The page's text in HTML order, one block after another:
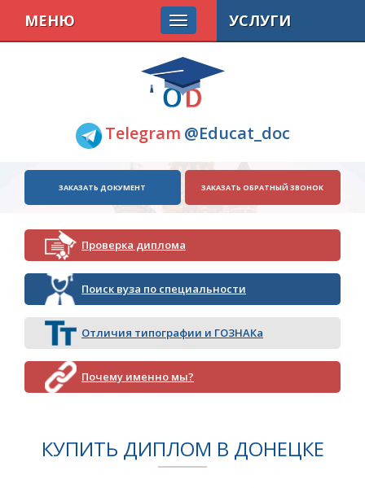
Telegram @Educat_doc
МЕНЮ
ЗАКАЗАТЬ ДОКУМЕНТ ЗАКАЗАТЬ ОБРАТНЫЙ ЗВОНОК
Проверка диплома
Поиск вуза по специальности
Отличия типографии и ГОЗНАКа
Почему именно мы?
УСЛУГИ
КУПИТЬ ДИПЛОМ В ДОНЕЦКЕ